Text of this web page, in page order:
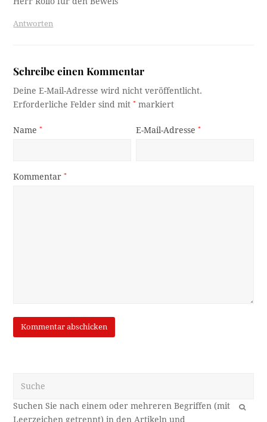
Antworten
Schreibe einen Kommentar
Deine E-Mail-Adresse wird nicht veröffentlicht.
Erforderliche Felder sind mit* markiert
Name* E-Mail-Adresse*
Kommentar*
OK